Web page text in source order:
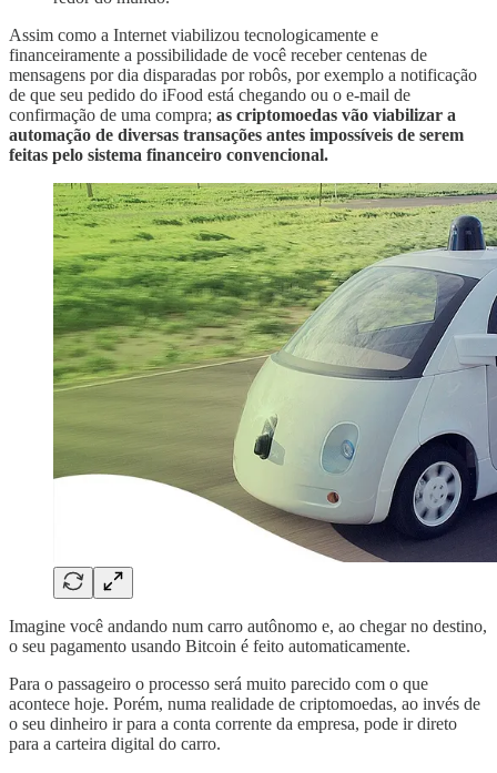
Assim como a Internet viabilizou tecnologicamente e
financeiramente a possibilidade de você receber centenas de
mensagens por dia disparadas por robôs, por exemplo a notificação
de que seu pedido do iFood está chegando ou o e-mail de
confirmação de uma compra; as criptomoedas vão viabilizar a
automação de diversas transações antes impossíveis de serem
feitas pelo sistema financeiro convencional.
Imagine você andando num carro autônomo e, ao chegar no destino,
o seu pagamento usando Bitcoin é feito automaticamente.
Para o passageiro o processo será muito parecido com o que
acontece hoje. Porém, numa realidade de criptomoedas, ao invés de
o seu dinheiro ir para a conta corrente da empresa, pode ir direto
para a carteira digital do carro.